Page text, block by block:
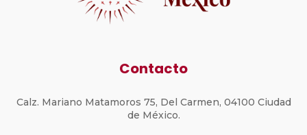
Contacto
Calz. Mariano Matamoros 75, Del Carmen, 04100 Ciudad
de México.